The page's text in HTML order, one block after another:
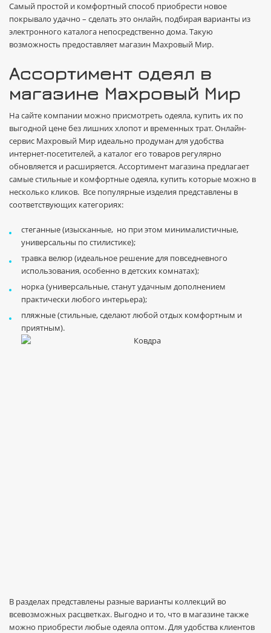
Самый простой и комфортный способ приобрести новое
покрывало удачно – сделать это онлайн, подбирая варианты из
электронного каталога непосредственно дома. Такую
возможность предоставляет магазин Махровый Мир.
Ассортимент одеял в
магазине Махровый Мир
На сайте компании можно присмотреть одеяла, купить их по
выгодной цене без лишних хлопот и временных трат. Онлайн-
сервис Махровый Мир идеально продуман для удобства
интернет-посетителей, а каталог его товаров регулярно
обновляется и расширяется. Ассортимент магазина предлагает
самые стильные и комфортные одеяла, купить которые можно в
несколько кликов. Все популярные изделия представлены в
соответствующих категориях:
стеганные (изысканные, но при этом минималистичные,
универсальны по стилистике);
травка велюр (идеальное решение для повседневного
использования, особенно в детских комнатах);
норка (универсальные, станут удачным дополнением
практически любого интерьера);
пляжные (стильные, сделают любой отдых комфортным и
приятным).
В разделах представлены разные варианты коллекций во
всевозможных расцветках. Выгодно и то, что в магазине также
можно приобрести любые одеяла оптом. Для удобства клиентов